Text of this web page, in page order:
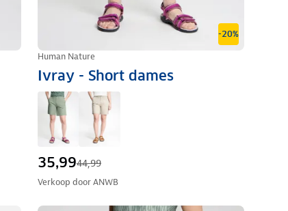
-20%
Human Nature
Ivray - Short dames
35,9944,99
Verkoop doorANWB